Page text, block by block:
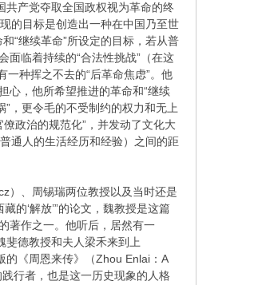
共产党夺取全国政权视为革命的终
的目标是创造出一种在中国乃至世
“继续革命”所设定的目标，若从普
面临着持续的“合法性挑战”（在这
一种挥之不去的“后革命焦虑”。他
心，他所希望推进的革命和“继续
，更令毛的不受制约的权力和无上
政治的规范化”，并发动了文化大
通人的生活经历和经验）之间的距
）、周锡瑞两位教授以及当时还是
的‘解放’”的论文，魏教授是这篇
著作之一。他听后，居然有一
斐德教授和夫人梁禾来到上
的《周恩来传》（Zhou Enlai：A
行者，也是这一历史现象的人格